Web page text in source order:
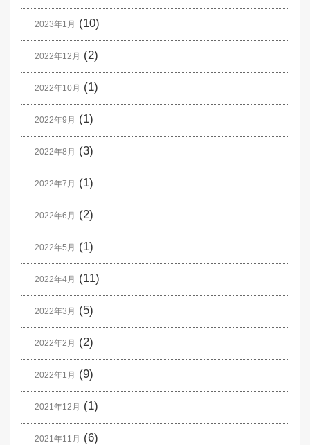
2023年1月 (10)
2022年12月 (2)
2022年10月 (1)
2022年9月 (1)
2022年8月 (3)
2022年7月 (1)
2022年6月 (2)
2022年5月 (1)
2022年4月 (11)
2022年3月 (5)
2022年2月 (2)
2022年1月 (9)
2021年12月 (1)
2021年11月 (6)